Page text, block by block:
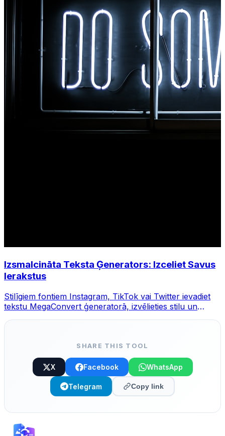
Izsmalcināta Teksta Ģenerators: Izceliet Savus
Ierakstus
Stilīgiem fontiem Instagram, TikTok vai Twitter ievadiet
tekstu MegaConvert ģeneratorā, izvēlieties stilu un
SHARE THIS TOOL
X Facebook WhatsApp
Telegram Copy link